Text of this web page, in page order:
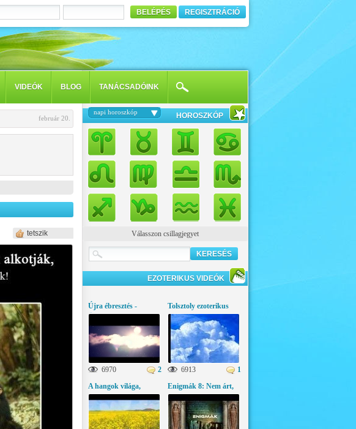
BELÉPÉS REGISZTRÁCIÓ
VIDEÓK BLOG TANÁCSADÓINK
február 20.
tetszik
HOROSZKÓP
napi horoszkóp
Válasszon csillagjegyet
EZOTERIKUS VIDEÓK
Újra ébresztés -
Üzenetek az égi
világból
6970 2
Tolsztoly ezoterikus
gondolatai
6913
1
A hangok világa,
ezoterikus látványfilm
Enigmák 8: Nem árt,
ha tudod!